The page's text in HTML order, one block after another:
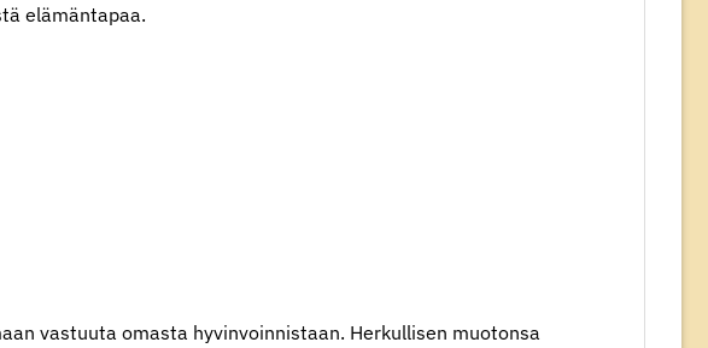
elämäntapaa.
vastuuta omasta hyvinvoinnistaan. Herkullisen ‍muotonsa